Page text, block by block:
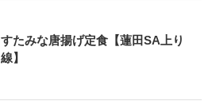
すたみな唐揚げ定食【蓮田SA上り
線】